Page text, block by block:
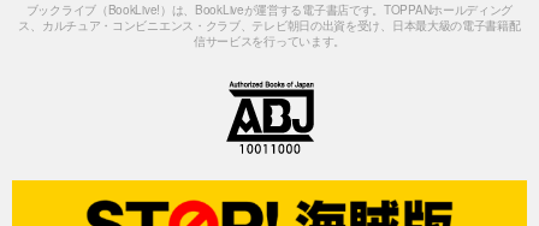
ブックライブ（BookLive!）は、BookLiveが運営する電子書店です。TOPPANホールディング
ス、カルチュア・コンビニエンス・クラブ、テレビ朝日の出資を受け、日本最大級の電子書籍配
信サービスを行っています。